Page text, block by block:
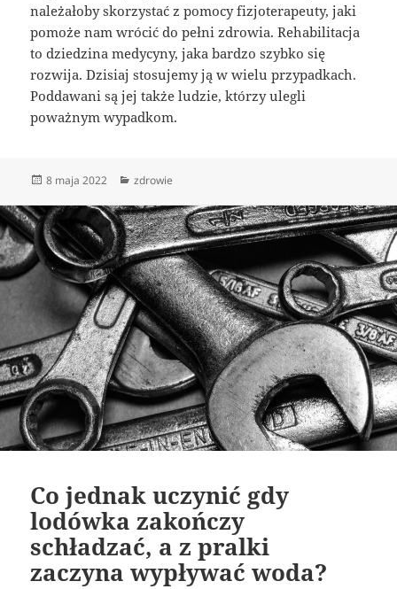
należałoby skorzystać z pomocy fizjoterapeuty, jaki
pomoże nam wrócić do pełni zdrowia. Rehabilitacja
to dziedzina medycyny, jaka bardzo szybko się
rozwija. Dzisiaj stosujemy ją w wielu przypadkach.
Poddawani są jej także ludzie, którzy ulegli
poważnym wypadkom.
Data
8 maja 2022 Kategorie
zdrowie
Co jednak uczynić gdy
lodówka zakończy
schładzać, a z pralki
zaczyna wypływać woda?